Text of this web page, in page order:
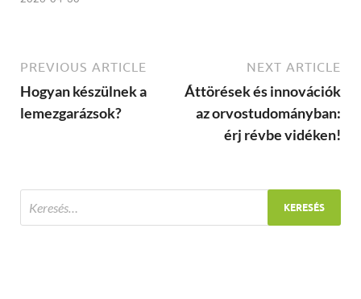
PREVIOUS ARTICLE
Hogyan készülnek a
lemezgarázsok?
NEXT ARTICLE
Áttörések és innovációk
az orvostudományban:
érj révbe vidéken!